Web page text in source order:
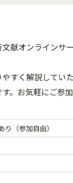
献オンラインサー
すく解説していた
。お気軽にご参加
（参加自由）